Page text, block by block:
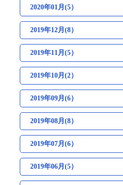
2020年01月(5）
2019年12月(8）
2019年11月(5）
2019年10月(2）
2019年09月(6）
2019年08月(8）
2019年07月(6）
2019年06月(5）